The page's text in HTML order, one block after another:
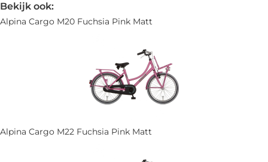
Bekijk ook:
Alpina Cargo M20 Fuchsia Pink Matt
Alpina Cargo M22 Fuchsia Pink Matt